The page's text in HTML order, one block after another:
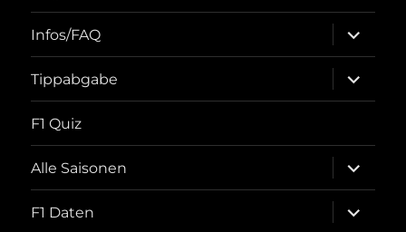
Infos/FAQ
öffnen
Tippabgabe
öffnen
F1 Quiz
Alle Saisonen
öffnen
F1 Daten
öffnen